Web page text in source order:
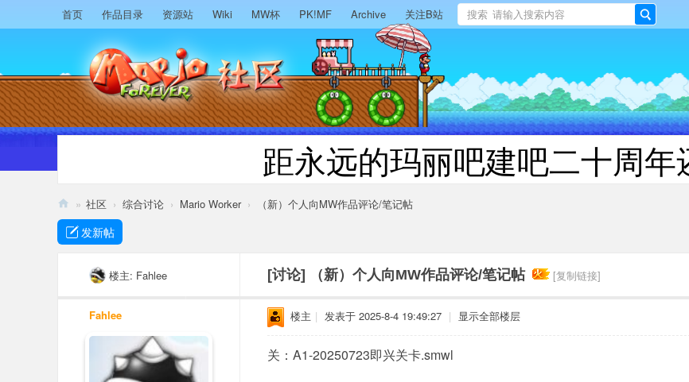
首页 作品目录 资源站 Wiki MW杯 PK!MF Archive 关注B站 搜索
索
距永远的玛丽吧建吧二十周年
M
» 社区 › 综合讨论 › Mario Worker ›
（新）个人向MW作品评论/笔记帖
发新帖
楼主: Fahlee [讨论] （新）个人向MW作品评论/笔记帖 [复制链接]
Fahlee 楼主 | 发表于 2025-8-4 19:49:27 | 显示全部楼层
关：A1-20250723即兴关卡.smwl